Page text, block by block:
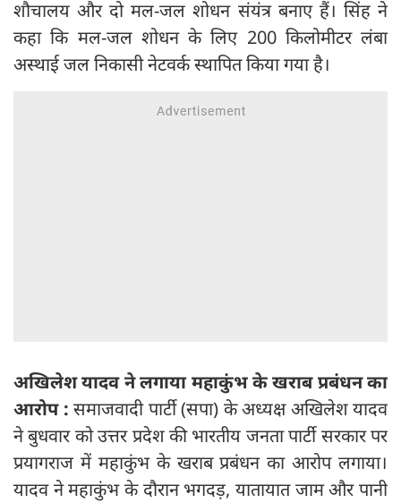
शौचालय और दो मल-जल शोधन संयंत्र बनाए हैं। सिंह ने
कहा कि मल-जल शोधन के लिए 200 किलोमीटर लंबा
अस्थाई जल निकासी नेटवर्क स्थापित किया गया है।
अखिलेश यादव ने लगाया महाकुंभ के खराब प्रबंधन का
आरोप : समाजवादी पार्टी (सपा) के अध्यक्ष अखिलेश यादव
ने बुधवार को उत्तर प्रदेश की भारतीय जनता पार्टी सरकार पर
प्रयागराज में महाकुंभ के खराब प्रबंधन का आरोप लगाया।
यादव ने महाकुंभ के दौरान भगदड़, यातायात जाम और पानी